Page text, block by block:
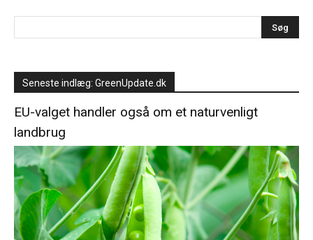
Seneste indlæg: GreenUpdate.dk
EU-valget handler også om et naturvenligt
landbrug